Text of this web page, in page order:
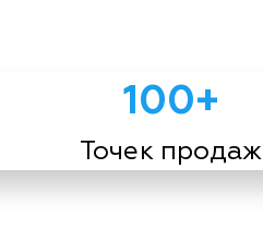
100+
Точек продаж